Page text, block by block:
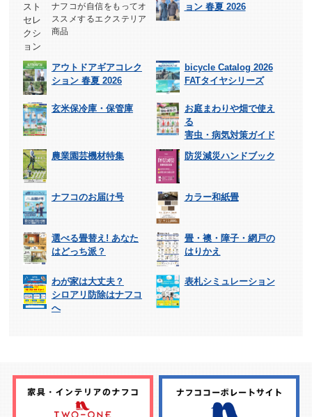
ナフコが自信をもってオ
ススメするエクステリア
商品
ョン 春夏 2026
アウトドアギアコレク
ション 春夏 2026
bicycle Catalog 2026
FATタイヤシリーズ
玄米保冷庫・保管庫
お庭まわりや畑で使え
る
害虫・病気対策ガイド
農業園芸機材特集
防災減災ハンドブック
ナフコのお届け号 カラー和紙畳
選べる畳替え! あなた
はどっち派？
畳・襖・障子・網戸の
はりかえ
わが家は大丈夫？
シロアリ防除はナフコ
へ
表札シミュレーション